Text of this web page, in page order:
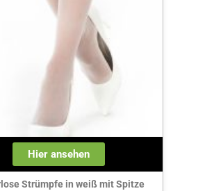
Hier ansehen
Strümpfe in weiß mit Spitze